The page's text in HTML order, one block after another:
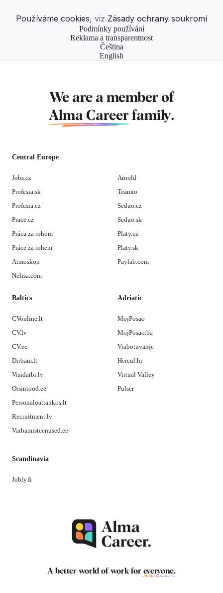
Používáme cookies, viz Zásady ochrany soukromí
Podmínky používání
Reklama a transparentnost
Čeština
English
We are a member of
Alma Career family.
Central Europe
Jobs.cz
Profesia.sk
Profesia.cz
Prace.cz
Práca za rohom
Práce za rohem
Atmoskop
Nelisa.com
Arnold
Teamio
Seduo.cz
Seduo.sk
Platy.cz
Platy.sk
Paylab.com
Baltics
CVonline.lt
CV.lv
CV.ee
Dirbam.lt
Visidarbi.lv
Otsintood.ee
Personaloatrankos.lt
Recruitment.lv
Varbamisteenused.ee
Adriatic
MojPosao
MojPosao.ba
Vrabotuvanje
Hercul.hr
Virtual Valley
Pulser
Scandinavia
Jobly.fi
A better world of work for everyone.